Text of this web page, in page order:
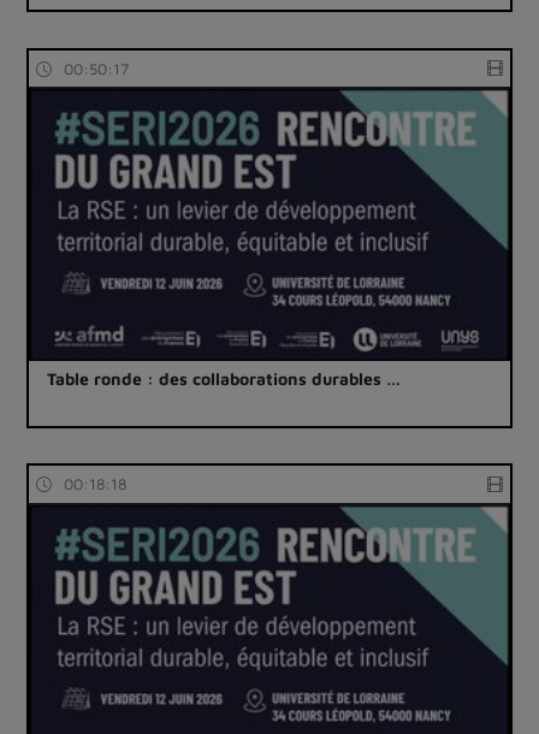
00:50:17
Table ronde : des collaborations durables …
00:18:18